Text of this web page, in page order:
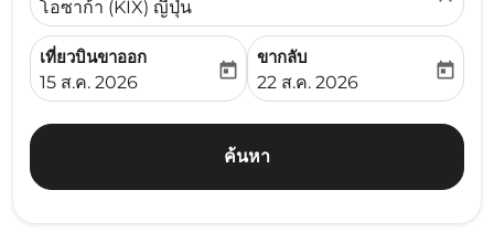
โอซาก้า (KIX) ญี่ปุ่น
เที่ยวบินขาออก
fc-booking-departure-date-aria-label
15 ส.ค. 2026
today
ขากลับ
fc-booking-return-date-
22 ส.ค. 2026
today
ค้นหา